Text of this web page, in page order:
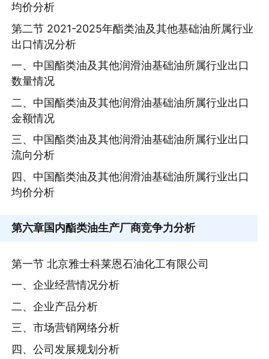
均价分析
第二节 2021-2025年酯类油及其他基础油所属行业
出口情况分析
一、中国酯类油及其他润滑油基础油所属行业出口
数量情况
二、中国酯类油及其他润滑油基础油所属行业出口
金额情况
三、中国酯类油及其他润滑油基础油所属行业出口
流向分析
四、中国酯类油及其他润滑油基础油所属行业出口
均价分析
第六章国内酯类油生产厂商竞争力分析
第一节 北京雅士科莱恩石油化工有限公司
一、企业经营情况分析
二、企业产品分析
三、市场营销网络分析
四、公司发展规划分析